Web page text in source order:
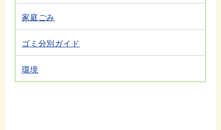
家庭ごみ
ゴミ分別ガイド
環境